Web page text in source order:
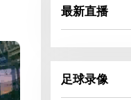
最新直播
足球录像